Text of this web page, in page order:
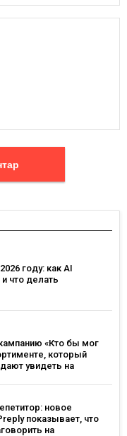
году: как AI
что делать
«Кто бы мог
который
увидеть на
новое
показывает, что
на